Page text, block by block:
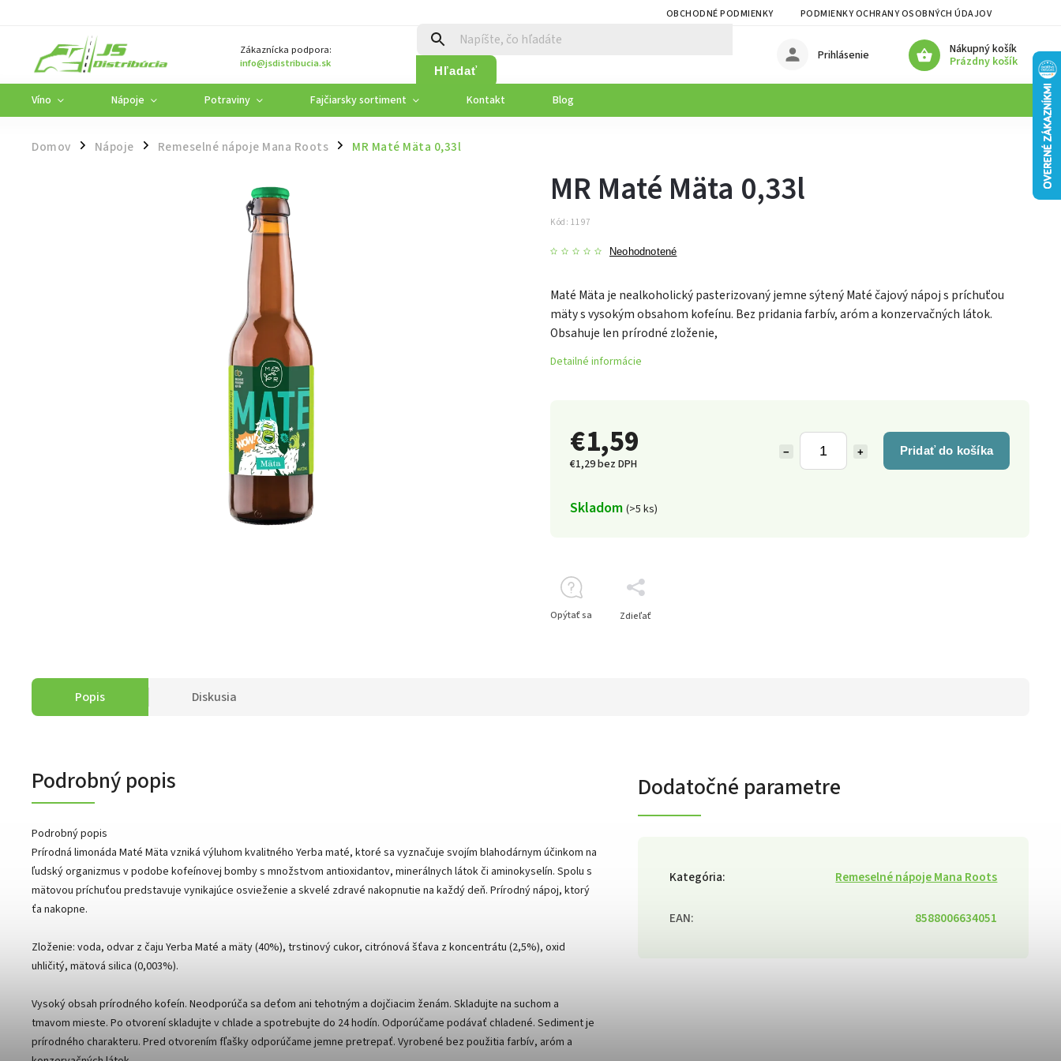
OBCHODNÉ PODMIENKY PODMIENKY OCHRANY OSOBNÝCH ÚDAJOV
Zákaznícka podpora:
info@jsdistribucia.sk
Hľadať
Nákupný košík
Prázdny košík
Prihlásenie
Víno Nápoje Potraviny Fajčiarsky sortiment Kontakt Blog
Domov / Nápoje / Remeselné nápoje Mana Roots / MR Maté Mäta 0,33l
€1,59
€1,29 bez DPH
+
− Pridať do košíka
Skladom (>5 ks)
MR Maté Mäta 0,33l
Kód: 1197
Neohodnotené
Maté Mäta je nealkoholický pasterizovaný jemne sýtený Maté čajový nápoj s príchuťou
mäty s vysokým obsahom kofeínu. Bez pridania farbív, aróm a konzervačných látok.
Obsahuje len prírodné zloženie,
Detailné informácie
Opýtať sa Zdieľať
Popis Diskusia
Podrobný popis
Podrobný popis
Prírodná limonáda Maté Mäta vzniká výluhom kvalitného Yerba maté, ktoré sa vyznačuje svojím blahodárnym účinkom na
ľudský organizmus v podobe kofeínovej bomby s množstvom antioxidantov, minerálnych látok či aminokyselín. Spolu s
mätovou príchuťou predstavuje vynikajúce osvieženie a skvelé zdravé nakopnutie na každý deň. Prírodný nápoj, ktorý
ťa nakopne.
Zloženie: voda, odvar z čaju Yerba Maté a mäty (40%), trstinový cukor, citrónová šťava z koncentrátu (2,5%), oxid
uhličitý, mätová silica (0,003%).
Vysoký obsah prírodného kofeín. Neodporúča sa deťom ani tehotným a dojčiacim ženám. Skladujte na suchom a
tmavom mieste. Po otvorení skladujte v chlade a spotrebujte do 24 hodín. Odporúčame podávať chladené. Sediment je
prírodného charakteru. Pred otvorením fľašky odporúčame jemne pretrepať. Vyrobené bez použitia farbív, aróm a
Dodatočné parametre
Kategória: Remeselné nápoje Mana Roots
EAN: 8588006634051